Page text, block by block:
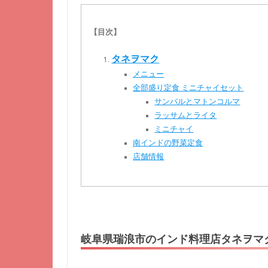
【目次】
タネヲマク
メニュー
全部盛り定食 ミニチャイセット
サンバルとマトンコルマ
ラッサムとライタ
ミニチャイ
南インドの野菜定食
店舗情報
岐阜県瑞浪市のインド料理店タネヲマ